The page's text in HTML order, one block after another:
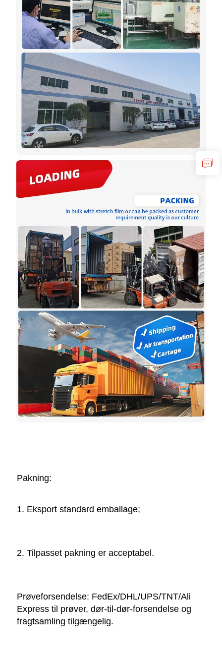
Pakning:
1. Eksport standard emballage;
2. Tilpasset pakning er acceptabel.
Prøveforsendelse: FedEx/DHL/UPS/TNT/Ali
Express til prøver, dør-til-dør-forsendelse og
fragtsamling tilgængelig.